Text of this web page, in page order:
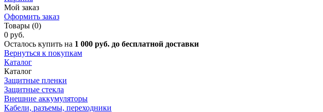
Мой заказ
Оформить заказ
Товары (0)
0 руб.
Осталось купить на 1 000 руб. до бесплатной доставки
Вернуться к покупкам
Каталог
Каталог
Защитные пленки
Защитные стекла
Внешние аккумуляторы
Кабели, разъемы, переходники